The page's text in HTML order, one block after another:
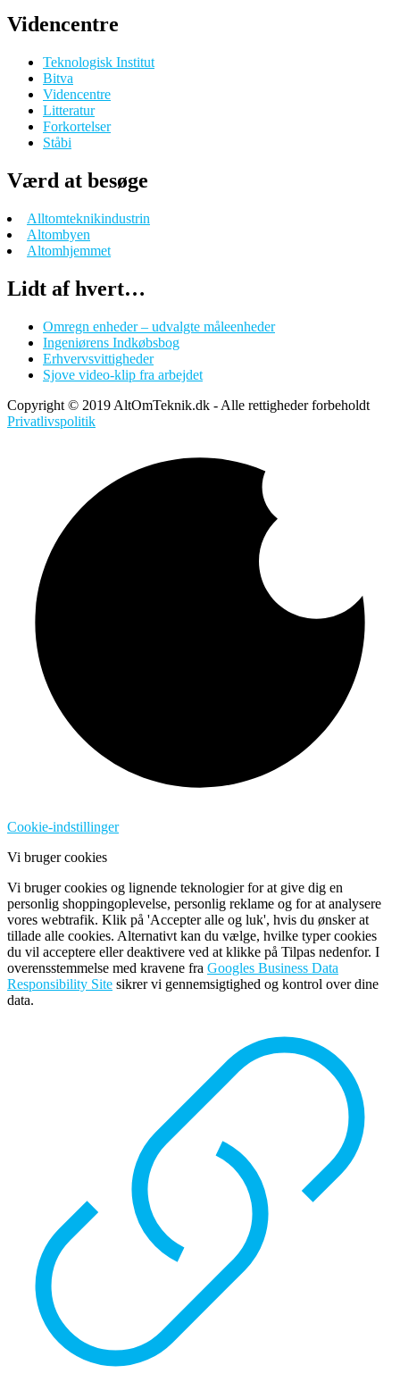
Videncentre
Teknologisk Institut
Bitva
Videncentre
Litteratur
Forkortelser
Ståbi
Værd at besøge
Alltomteknikindustrin
Altombyen
Altomhjemmet
Lidt af hvert…
Omregn enheder – udvalgte måleenheder
Ingeniørens Indkøbsbog
Erhvervsvittigheder
Sjove video-klip fra arbejdet
Copyright © 2019 AltOmTeknik.dk - Alle rettigheder forbeholdt
Privatlivspolitik
Cookie-indstillinger
Vi bruger cookies
Vi bruger cookies og lignende teknologier for at give dig en
personlig shoppingoplevelse, personlig reklame og for at analysere
vores webtrafik. Klik på 'Accepter alle og luk', hvis du ønsker at
tillade alle cookies. Alternativt kan du vælge, hvilke typer cookies
du vil acceptere eller deaktivere ved at klikke på Tilpas nedenfor. I
overensstemmelse med kravene fra Googles Business Data
Responsibility Site sikrer vi gennemsigtighed og kontrol over dine
data.